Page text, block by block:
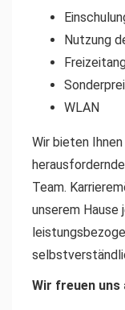
Nutzung
WLAN
Wir bieten
Team.
unserem
Wir freuen uns